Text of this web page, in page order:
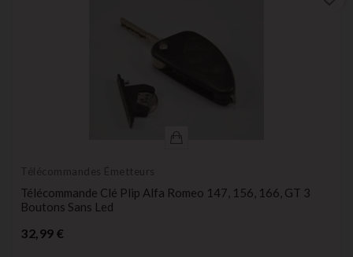
Télécommandes Émetteurs
Télécommande Clé Plip Alfa Romeo 147, 156, 166, GT 3
Boutons Sans Led
32,99 €